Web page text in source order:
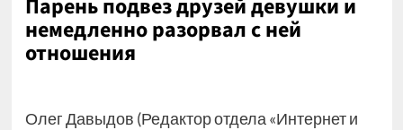
Парень подвез друзей девушки и
немедленно разорвал с ней
отношения
Олег Давыдов (Редактор отдела «Интернет и